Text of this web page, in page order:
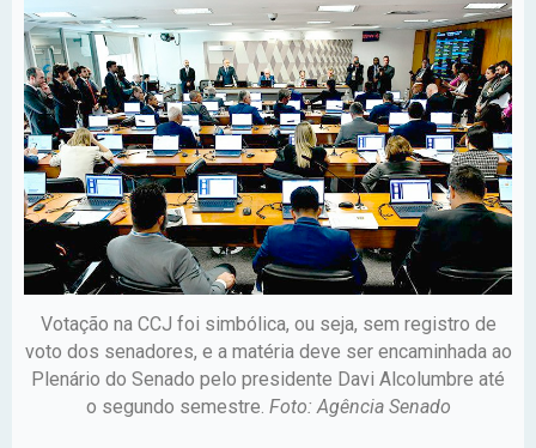
Votação na CCJ foi simbólica, ou seja, sem registro de
voto dos senadores, e a matéria deve ser encaminhada ao
Plenário do Senado pelo presidente Davi Alcolumbre até
o segundo semestre. Foto: Agência Senado